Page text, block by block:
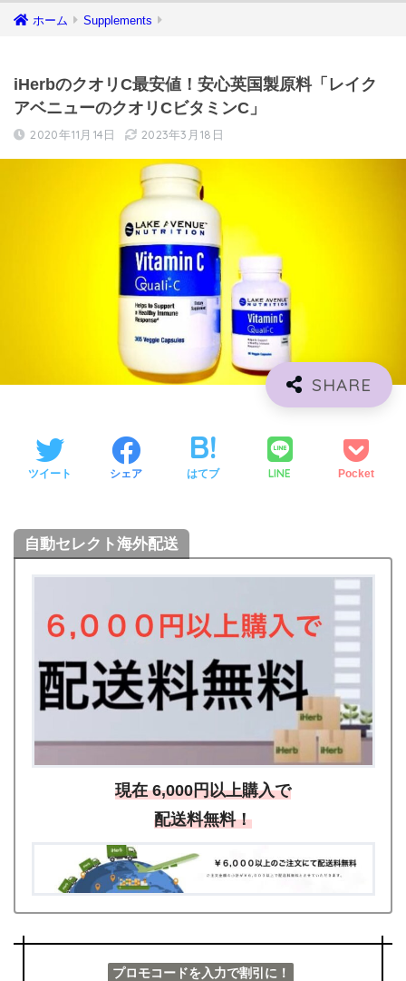
ホーム Supplements
iHerbのクオリC最安値！安心英国製原料「レイク
アベニューのクオリCビタミンC」
2020年11月14日 2023年3月18日
ツイート シェア はてブ LINE Pocket
自動セレクト海外配送
現在 6,000円以上購入で
配送料無料！
プロモコードを入力で割引に！